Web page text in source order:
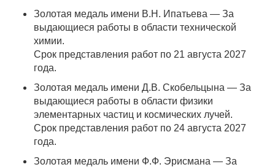
Золотая медаль имени В.Н. Ипатьева — За
выдающиеся работы в области технической
химии.
Срок представления работ по 21 августа 2027
года.
Золотая медаль имени Д.В. Скобельцына — За
выдающиеся работы в области физики
элементарных частиц и космических лучей.
Срок представления работ по 24 августа 2027
года.
Золотая медаль имени Ф.Ф. Эрисмана — За